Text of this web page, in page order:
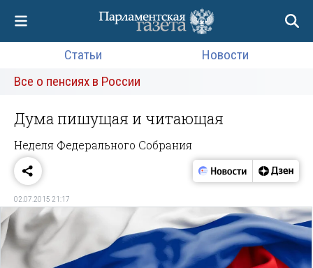
Статьи
Новости
Все о пенсиях в России
Дума пишущая и читающая
Неделя Федерального Собрания
02.07.2015 21:17